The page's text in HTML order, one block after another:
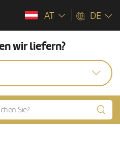
AT DE
wir liefern?